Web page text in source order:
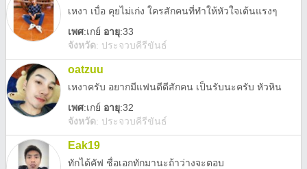
เหงา เบื่อ คุยไม่เก่ง ใครสักคนที่ทำให้หัวใจเต้นแรงๆ
เพศ:เกย์ อายุ:33
จังหวัด: ประจวบคีรีขันธ์
oatzuu
เหงาครับ อยากมีแฟนดีดีสักคน เป็นรับนะครับ หัวหิน
เพศ:เกย์ อายุ:32
จังหวัด: ประจวบคีรีขันธ์
Eak19
ทักได้คัฟ ชื่อเอกทักมานะถ้าว่างจะตอบ